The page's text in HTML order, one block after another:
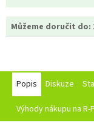
Můžeme doručit do:
Popis Diskuze
Výhody nákupu na R-